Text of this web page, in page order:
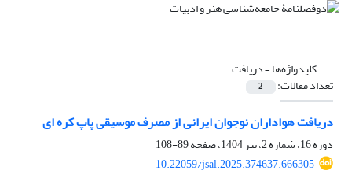
کلیدواژه‌ها =دریافت
تعداد مقالات: 2
دریافت هواداران نوجوان ایرانی از مصرف موسیقی پاپ کره ای
دوره 16، شماره 2، تیر 1404، صفحه
89-108
10.22059/jsal.2025.374637.666305